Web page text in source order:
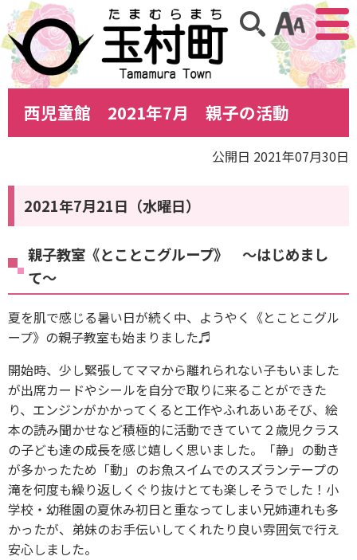
アクセ
サイト内検索
西児童館 2021年7月 親子の活動
公開日 2021年07月30日
2021年7月21日（水曜日）
親子教室《とことこグループ》 ～はじめまし
て～
夏を肌で感じる暑い日が続く中、ようやく《とことこグル
ープ》の親子教室も始まりました♬
開始時、少し緊張してママから離れられない子もいました
が出席カードやシールを自分で取りに来ることができた
り、エンジンがかかってくると工作やふれあいあそび、絵
本の読み聞かせなど積極的に活動できていて２歳児クラス
の子ども達の成長を感じ嬉しく思いました。「静」の動き
が多かったため「動」のお魚スイムでのスズランテープの
滝を何度も繰り返しくぐり抜けとても楽しそうでした！小
学校・幼稚園の夏休み初日と重なってしまい兄姉連れも多
かったが、弟妹のお手伝いしてくれたり良い雰囲気で行え
安心しました。